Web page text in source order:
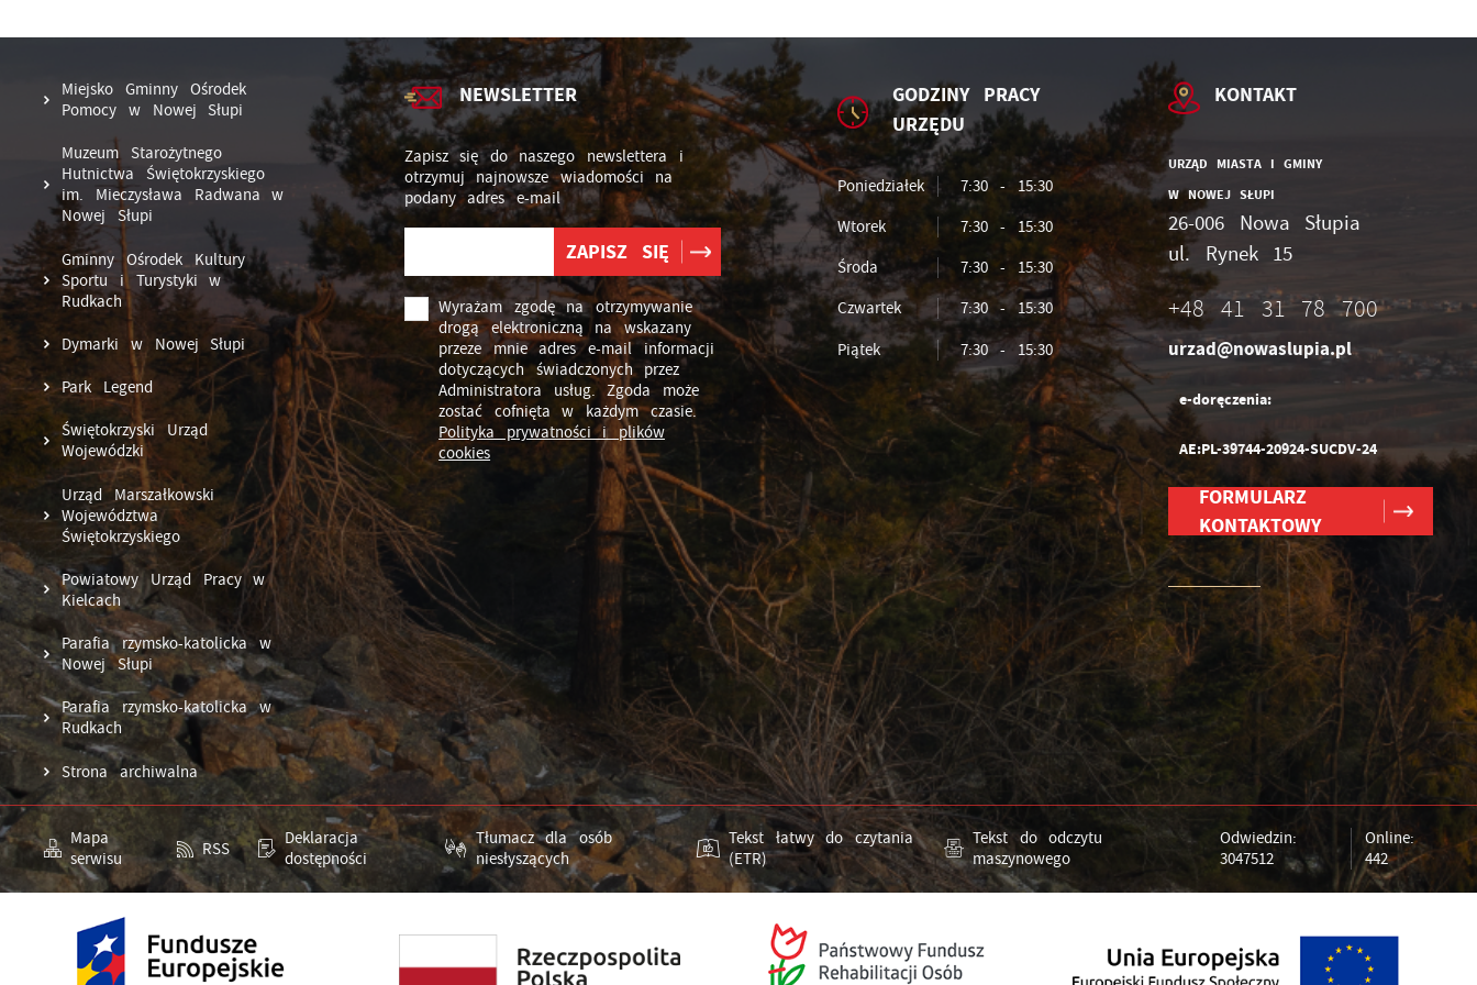
Miejsko Gminny Ośrodek
Pomocy w Nowej Słupi
Muzeum Starożytnego
Hutnictwa Świętokrzyskiego
im. Mieczysława Radwana w
Nowej Słupi
Gminny Ośrodek Kultury
Sportu i Turystyki w
Rudkach
Dymarki w Nowej Słupi
Park Legend
Świętokrzyski Urząd
Wojewódzki
Urząd Marszałkowski
Województwa
Świętokrzyskiego
Powiatowy Urząd Pracy w
Kielcach
Parafia rzymsko-katolicka w
Nowej Słupi
Parafia rzymsko-katolicka w
Rudkach
Strona archiwalna
NEWSLETTER
Zapisz się do naszego newslettera i
otrzymuj najnowsze wiadomości na
podany adres e-mail
Wyrażam zgodę na otrzymywanie
drogą elektroniczną na wskazany
przeze mnie adres e-mail informacji
dotyczących świadczonych przez
Administratora usług. Zgoda może
zostać cofnięta w każdym czasie.
Polityka prywatności i plików
cookies
GODZINY PRACY
URZĘDU
Poniedziałek
7:30 - 15:30
Wtorek
7:30 - 15:30
Środa
7:30 - 15:30
Czwartek
7:30 - 15:30
Piątek
7:30 - 15:30
KONTAKT
URZĄD MIASTA I GMINY
W NOWEJ SŁUPI
26-006 Nowa Słupia
ul. Rynek 15
+48 41 31 78 700
urzad@nowaslupia.pl
e-doręczenia:
AE:PL-39744-20924-SUCDV-24
FORMULARZ
KONTAKTOWY
Mapa
serwisu
RSS
Deklaracja
dostępności
Tłumacz dla osób
niesłyszących
Tekst łatwy do czytania
(ETR)
Tekst do odczytu
maszynowego
Odwiedzin:
3047512
Online:
442